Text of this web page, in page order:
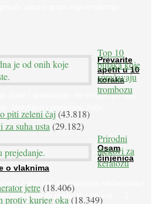
Prevarite
apetit u 10
koraka
dijete i gladovanje, no srećom po nas
Nezdravu i pretjeranu želju ...
Osam
činjenica
o vlaknima
i zašto nas bombardiraju reklamama i
najviši postotak vlakana ... 1.
Top 10
biljaka koje
sprečavaju
trombozu
piti zeleni čaj(43.818)
suha usta (29.182)
Prirodni
lijekovi za
keratozu
jetre(18.406)
protiv kurjeg oka (18.349)